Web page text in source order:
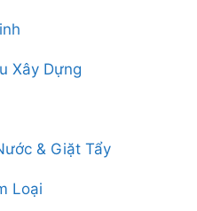
Xây Dựng
& Giặt Tẩy
Loại